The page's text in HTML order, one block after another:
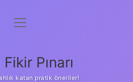
Politikası
Yasal Uyarı
menüyü
Pınarı
katan pratik öneriler!